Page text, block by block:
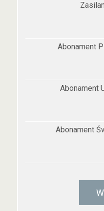
Abonament
Abonament
Abonament